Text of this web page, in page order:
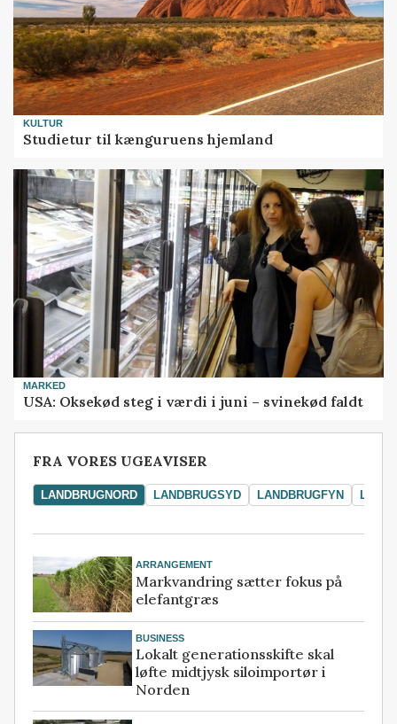
KULTUR
Studietur til kænguruens hjemland
MARKED
USA: Oksekød steg i værdi i juni – svinekød faldt
FRA VORES UGEAVISER
LANDBRUGNORD LANDBRUGSYD LANDBRUGFYN
ARRANGEMENT
Markvandring sætter fokus på
elefantgræs
BUSINESS
Lokalt generationsskifte skal
løfte midtjysk siloimportør i
Norden